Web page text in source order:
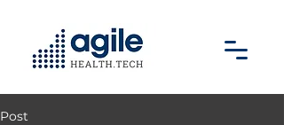
Post